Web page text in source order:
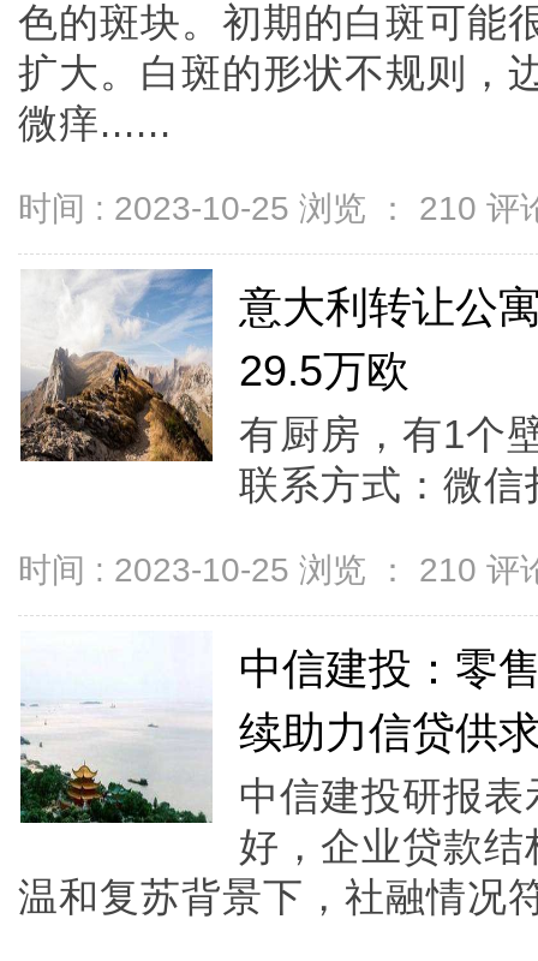
色的斑块。初期的白斑可能
扩大。白斑的形状不规则，
微痒......
时间 : 2023-10-25 浏览 ： 210 评
意大利转让公
29.5万欧
有厨房，有1个
联系方式：微
时间 : 2023-10-25 浏览 ： 210 评
中信建投：零
续助力信贷供
中信建投研报
好，企业贷款
温和复苏背景下，社融情况